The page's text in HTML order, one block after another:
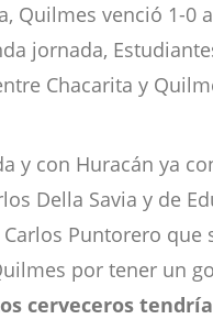
Quilmes venció 1-0
jornada,
Chacarita y
y con Huracán ya
Della Savia y de
Carlos Puntorero
por tener un
cerveceros